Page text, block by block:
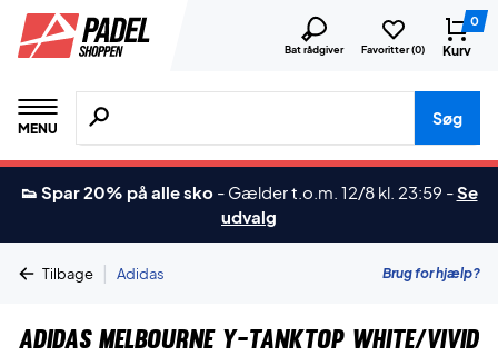
Bat rådgiver Favoritter (0)
0
Kurv
MENU
Søg efter produkter, mærker etc.
Søg
👟 Spar 20% på alle sko - Gælder t.o.m. 12/8 kl. 23:59 -Se
udvalg
Tilbage | Adidas Brug for hjælp?
Adidas Melbourne Y-Tanktop White/Vivid